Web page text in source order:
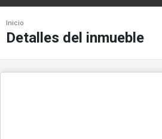
Inicio
Detalles del inmueble